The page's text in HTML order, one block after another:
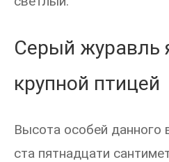
Серый журавль
крупной птицей
Высота особей данного
ста пятнадцати